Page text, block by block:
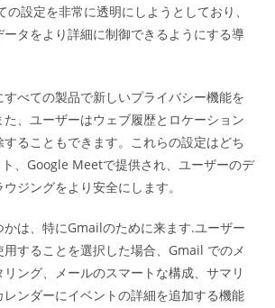
設定を非常に透明にしようとしており、
タをより詳細に制御できるようにする導
すべての製品で新しいプライバシー機能を
、ユーザーはウェブ履歴とロケーション
ることもできます。これらの設定はどち
、Google Meetで提供され、ユーザーのデ
ジングをより安全にします。
かは、特にGmailのために来ます.ユーザー
することを選択した場合、Gmail でのメ
ング、メールのスマートな構成、サマリ
ンダーにイベントの詳細を追加する機能